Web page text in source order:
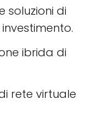
soluzioni di
ibrida di
rete virtuale